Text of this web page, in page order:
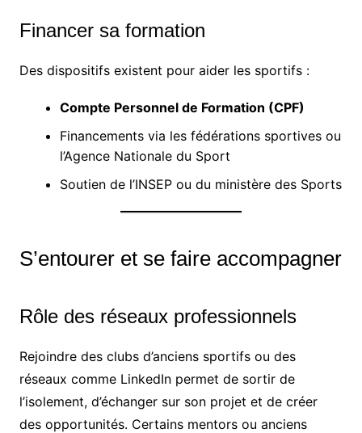
Financer sa formation
Des dispositifs existent pour aider les sportifs :
Compte Personnel de Formation (CPF)
Financements via les fédérations sportives ou
l’Agence Nationale du Sport
Soutien de l’INSEP ou du ministère des Sports
S’entourer et se faire accompagner
Rôle des réseaux professionnels
Rejoindre des clubs d’anciens sportifs ou des
réseaux comme LinkedIn permet de sortir de
l’isolement, d’échanger sur son projet et de créer
des opportunités. Certains mentors ou anciens